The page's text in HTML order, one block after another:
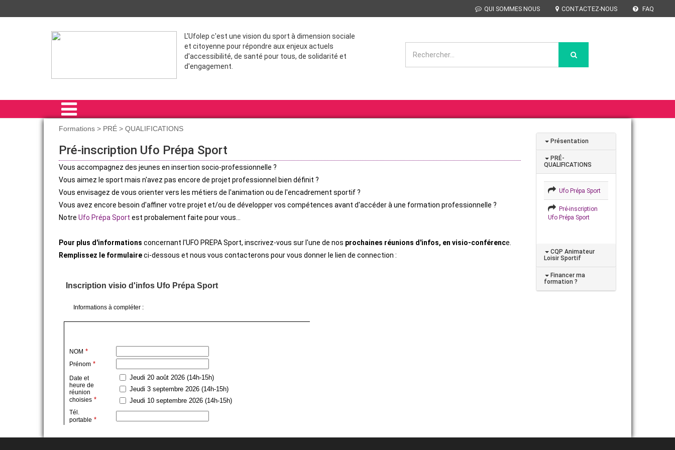
QUI SOMMES NOUS CONTACTEZ-NOUS FAQ
L'Ufolep c'est une vision du sport à dimension sociale
et citoyenne pour répondre aux enjeux actuels
d'accessibilité, de santé pour tous, de solidarité et
d'engagement.
COMITÉ RÉGIONAL IDF
FORMATIONS
SPORT POUR TOUS
ÉVÈNEMENTS
ACTIVITÉS SPORTIVES
Formations > PRÉ > QUALIFICATIONS
Pré-inscription Ufo Prépa Sport
Vous accompagnez des jeunes en insertion socio-professionnelle ?
Vous aimez le sport mais n'avez pas encore de projet professionnel bien définit ?
Vous envisagez de vous orienter vers les métiers de l'animation ou de l'encadrement sportif ?
Vous avez encore besoin d'affiner votre projet et/ou de développer vos compétences avant d'accéder à une formation professionnelle ?
Notre Ufo Prépa Sport est probalement faite pour vous...
Pour plus d'informations concernant l'UFO PREPA Sport, inscrivez-vous sur l'une de nos prochaines réunions d'infos, en visio-conférence.
Remplissez le formulaireci-dessous et nous vous contacterons pour vous donner le lien de connection :
Présentation
PRÉ-
QUALIFICATIONS
Ufo Prépa Sport
Pré-inscription
Ufo Prépa Sport
CQP Animateur
Loisir Sportif
Financer ma
formation ?